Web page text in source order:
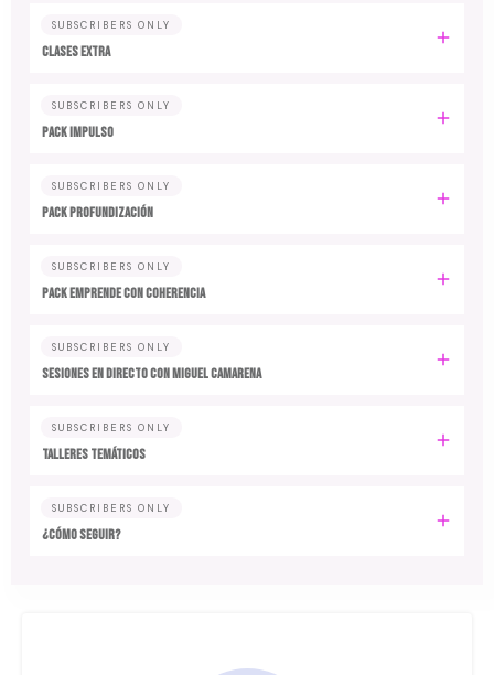
SUBSCRIBERS ONLY
CLASES EXTRA
SUBSCRIBERS ONLY
PACK IMPULSO
SUBSCRIBERS ONLY
PACK PROFUNDIZACIÓN
SUBSCRIBERS ONLY
PACK EMPRENDE CON COHERENCIA
SUBSCRIBERS ONLY
SESIONES EN DIRECTO CON MIGUEL CAMARENA
SUBSCRIBERS ONLY
TALLERES TEMÁTICOS
SUBSCRIBERS ONLY
¿CÓMO SEGUIR?